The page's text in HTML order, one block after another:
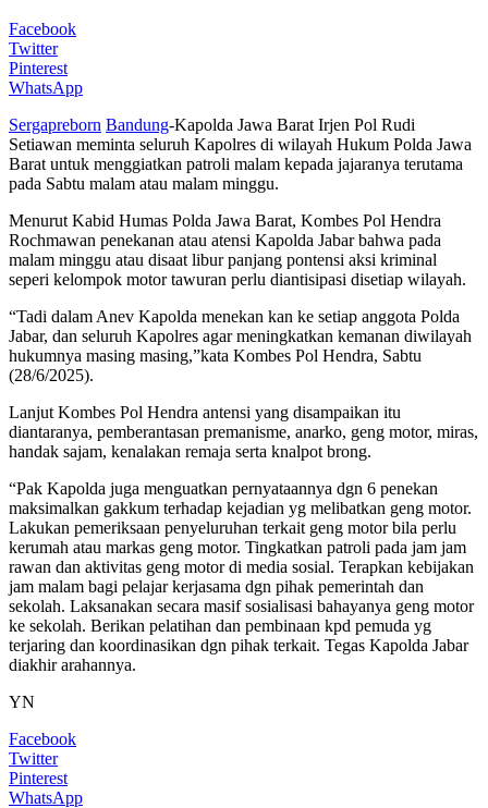
Facebook
Twitter
Pinterest
WhatsApp
Sergapreborn Bandung-Kapolda Jawa Barat Irjen Pol Rudi
Setiawan meminta seluruh Kapolres di wilayah Hukum Polda Jawa
Barat untuk menggiatkan patroli malam kepada jajaranya terutama
pada Sabtu malam atau malam minggu.
Menurut Kabid Humas Polda Jawa Barat, Kombes Pol Hendra
Rochmawan penekanan atau atensi Kapolda Jabar bahwa pada
malam minggu atau disaat libur panjang pontensi aksi kriminal
seperi kelompok motor tawuran perlu diantisipasi disetiap wilayah.
“Tadi dalam Anev Kapolda menekan kan ke setiap anggota Polda
Jabar, dan seluruh Kapolres agar meningkatkan kemanan diwilayah
hukumnya masing masing,”kata Kombes Pol Hendra, Sabtu
(28/6/2025).
Lanjut Kombes Pol Hendra antensi yang disampaikan itu
diantaranya, pemberantasan premanisme, anarko, geng motor, ⁠miras,
⁠handak sajam, kenalakan remaja serta knalpot brong.
“Pak Kapolda juga menguatkan pernyataannya dgn 6 penekan
maksimalkan gakkum terhadap kejadian yg melibatkan geng motor.
Lakukan pemeriksaan penyeluruhan terkait geng motor bila perlu
kerumah atau markas geng motor. Tingkatkan patroli pada jam jam
rawan dan aktivitas geng motor di media sosial. Terapkan kebijakan
jam malam bagi pelajar kerjasama dgn pihak pemerintah dan
sekolah. Laksanakan secara masif sosialisasi bahayanya geng motor
ke sekolah. Berikan pelatihan dan pembinaan kpd pemuda yg
terjaring dan koordinasikan dgn pihak terkait. Tegas Kapolda Jabar
diakhir arahannya.
YN
Facebook
Twitter
Pinterest
WhatsApp